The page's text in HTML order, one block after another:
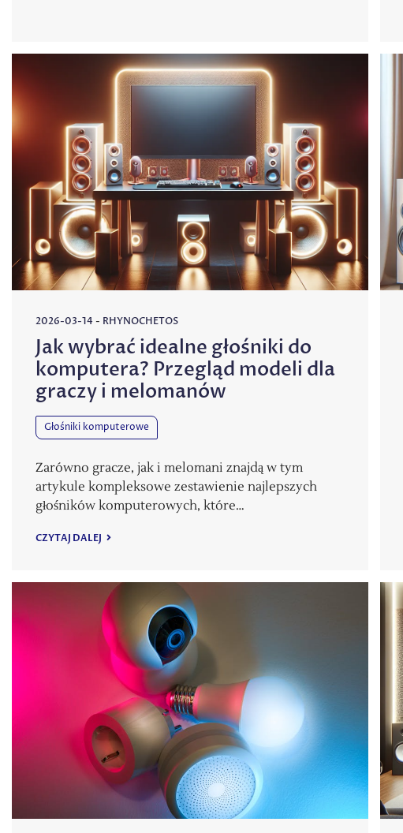
2026-03-14- RHYNOCHETOS
Jak wybrać idealne głośniki do
komputera? Przegląd modeli dla
graczy i melomanów
Głośniki komputerowe
Zarówno gracze, jak i melomani znajdą w tym
artykule kompleksowe zestawienie najlepszych
głośników komputerowych, które…
CZYTAJ DALEJ